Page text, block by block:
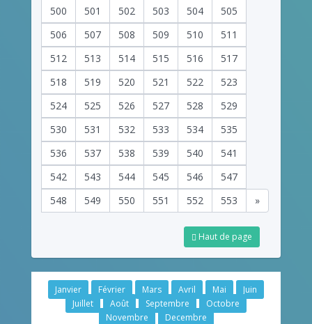
500 501 502 503 504
505
506
507 508 509 510
511
512
513 514 515 516
517
518
519 520 521 522
523
524
525 526 527 528
529
530
531 532 533 534
535
536
537 538 539 540
541
542
543 544 545 546
547
548
549 550 551 552 553 »
Haut de page
Janvier Février Mars Avril Mai
Juin
Juillet
Août Septembre
Octobre
Novembre
Decembre